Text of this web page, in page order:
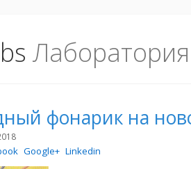
фонарик на
Google+ Linkedin